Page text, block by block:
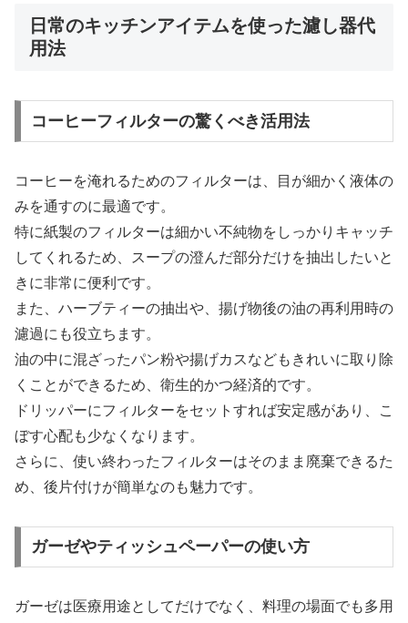
日常のキッチンアイテムを使った濾し器代
用法
コーヒーフィルターの驚くべき活用法
コーヒーを淹れるためのフィルターは、目が細かく液体の
みを通すのに最適です。
特に紙製のフィルターは細かい不純物をしっかりキャッチ
してくれるため、スープの澄んだ部分だけを抽出したいと
きに非常に便利です。
また、ハーブティーの抽出や、揚げ物後の油の再利用時の
濾過にも役立ちます。
油の中に混ざったパン粉や揚げカスなどもきれいに取り除
くことができるため、衛生的かつ経済的です。
ドリッパーにフィルターをセットすれば安定感があり、こ
ぼす心配も少なくなります。
さらに、使い終わったフィルターはそのまま廃棄できるた
め、後片付けが簡単なのも魅力です。
ガーゼやティッシュペーパーの使い方
ガーゼは医療用途としてだけでなく、料理の場面でも多用